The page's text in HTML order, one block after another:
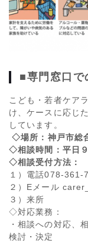
■専門窓口で
こども・若者ケア
け、ケースに応じ
しています。
◇場所：神戸市総
◇相談時間：平日
◇相談受付方法：
１）電話078-361-
２）Eメール
３）来所
◇対応業務：
・相談への対応、
検討・決定